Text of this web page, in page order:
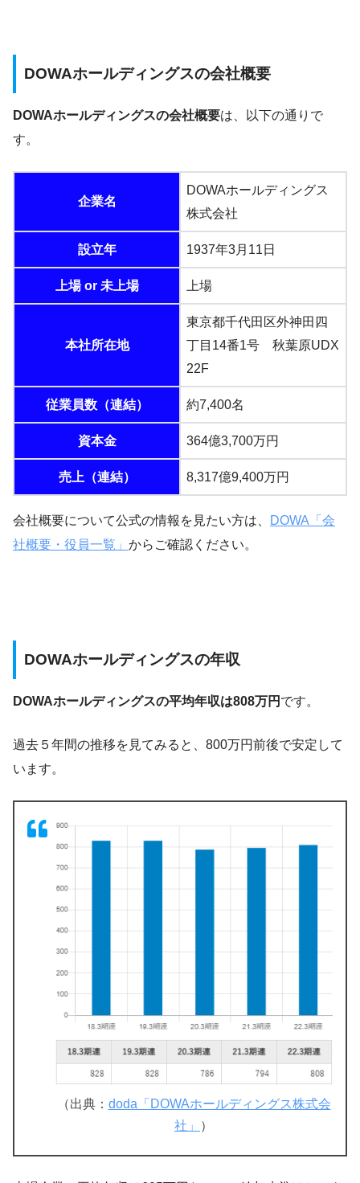
DOWAホールディングスの会社概要
DOWAホールディングスの会社概要は、以下の通りで
す。
企業名
DOWAホールディングス
株式会社
設立年 1937年3月11日
上場 or 未上場 上場
本社所在地
東京都千代田区外神田四
丁目14番1号 秋葉原UDX
22F
従業員数（連結） 約7,400名
資本金 364億3,700万円
売上（連結） 8,317億9,400万円
会社概要について公式の情報を見たい方は、
DOWA「会
社概要・役員一覧」 からご確認ください。
DOWAホールディングスの年収
DOWAホールディングスの平均年収は808万円 です。
過去５年間の推移を見てみると、800万円前後で安定して
います。
（出典： doda「DOWAホールディングス株式会
社」
）